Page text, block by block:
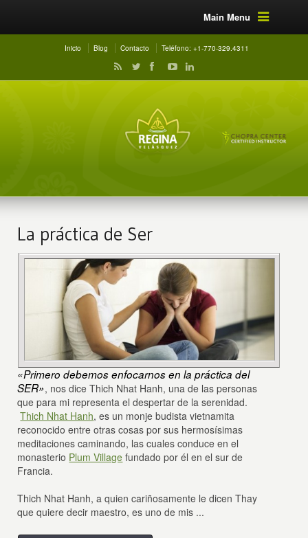
Main Menu
Inicio Blog Contacto Teléfono: +1-770-329.4311
La práctica de Ser
«Primero debemos enfocarnos en la práctica del
SER», nos dice Thich Nhat Hanh, una de las personas
que para mi representa el despertar de la serenidad.
Thich Nhat Hanh, es un monje budista vietnamita
reconocido entre otras cosas por sus hermosísimas
meditaciones caminando, las cuales conduce en el
monasterio Plum Village fundado por él en el sur de
Francia.
Thich Nhat Hanh, a quien cariñosamente le dicen Thay
que quiere decir maestro, es uno de mis ...